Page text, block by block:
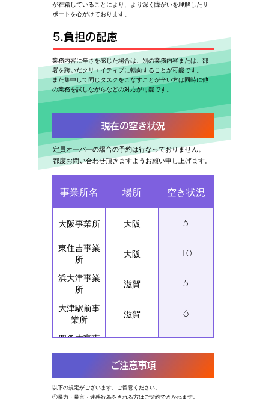
が在籍していることにより、より深く障がいを理解したサ
ポートを心がけております。
5.負担の配慮
業務内容に辛さを感じた場合は、別の業務内容または、部
署を跨いだクリエイティブに転向することが可能です。
​また集中して同じタスクをこなすことが辛い方は同時に他
の業務を試しながらなどの対応が可能です。
現在の空き状況
定員オーバーの場合の予約は行なっておりません。
​都度お問い合わせ頂きますようお願い申し上げます。
事業所名 場所 空き状況
大阪事業所 大阪 5
東住吉事業
所
大阪 10
浜大津事業
所
滋賀 5
​大津駅前事
業所
滋賀 6
四条大宮事
業所
京都
ご注意事項
​以下の規定がございます。ご留意ください。
①暴力・暴言・迷惑行為をされる方はご契約できかねます。